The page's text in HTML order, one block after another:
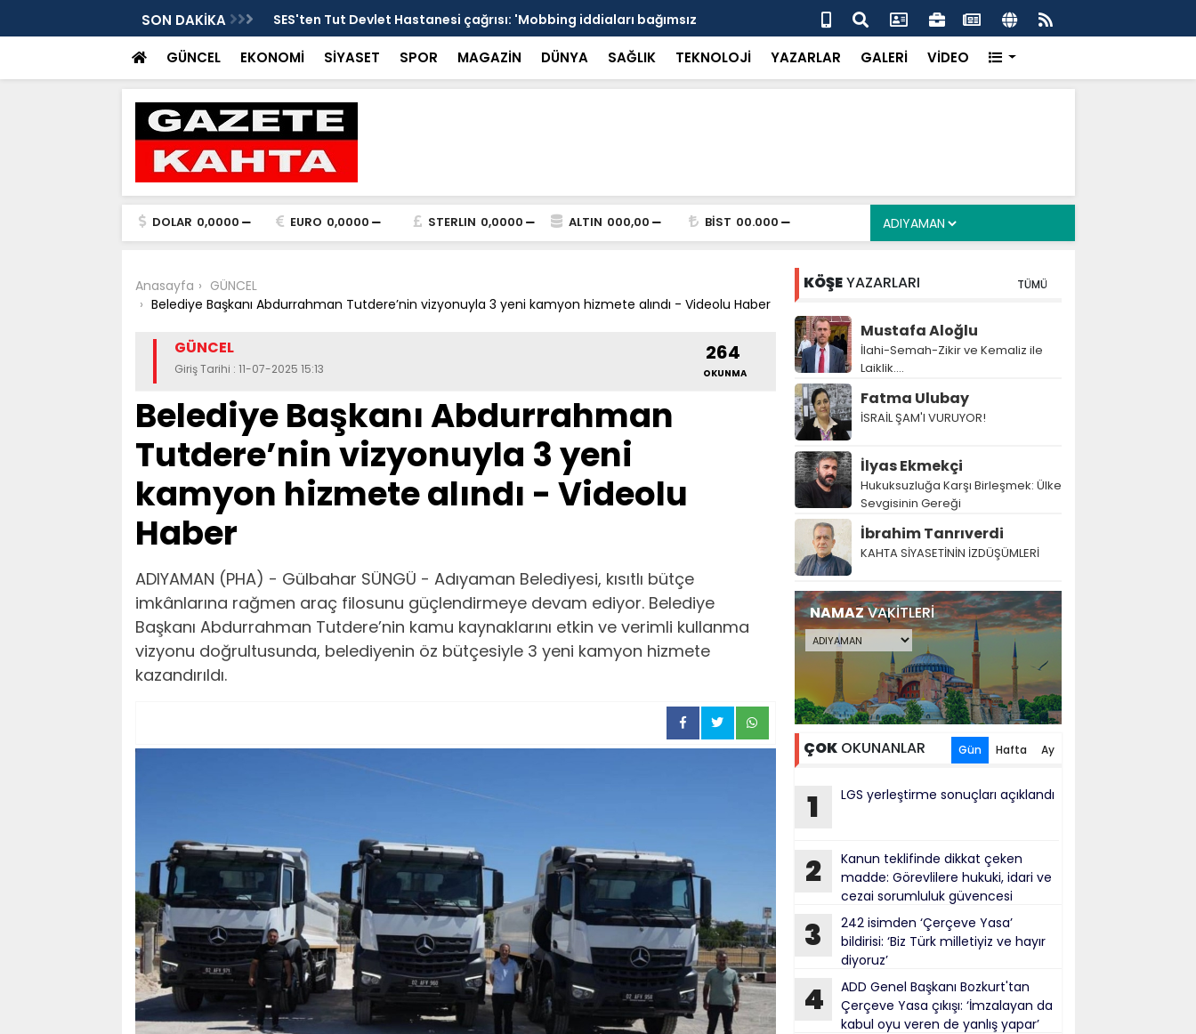
SON DAKİKA
tarafsızlık ve liyakat açıklaması
SES'ten Tut Devlet Hastanesi çağrısı: 'Mobbing iddiaları bağımsız
şekilde soruşturulmalı' - Videolu Haber
15 Temmuz suikast timinin firari üyesi FETÖ yapılanmasını ve
Marmaris saldırısını anlattı
GÜNCEL EKONOMİ SİYASET SPOR MAGAZİN DÜNYA SAĞLIK TEKNOLOJİ YAZARLAR GALERİ VİDEO
DOLAR 0,0000 EURO 0,0000 STERLIN 0,0000 ALTIN 000,00 BİST 00.000
Anasayfa
GÜNCEL
Belediye Başkanı Abdurrahman Tutdere’nin vizyonuyla 3 yeni kamyon hizmete alındı - Videolu Haber
GÜNCEL
Giriş Tarihi : 11-07-2025 15:13
264
OKUNMA
Belediye Başkanı Abdurrahman
Tutdere’nin vizyonuyla 3 yeni
kamyon hizmete alındı - Videolu
Haber
ADIYAMAN (PHA) - Gülbahar SÜNGÜ - Adıyaman Belediyesi, kısıtlı bütçe
imkânlarına rağmen araç filosunu güçlendirmeye devam ediyor. Belediye
Başkanı Abdurrahman Tutdere’nin kamu kaynaklarını etkin ve verimli kullanma
vizyonu doğrultusunda, belediyenin öz bütçesiyle 3 yeni kamyon hizmete
kazandırıldı.
KÖŞEYAZARLARI TÜMÜ
Mustafa Aloğlu
İlahi-Semah-Zikir ve Kemaliz ile
Laiklik….
Fatma Ulubay
İSRAİL ŞAM'I VURUYOR!
İlyas Ekmekçi
Hukuksuzluğa Karşı Birleşmek: Ülke
Sevgisinin Gereği
İbrahim Tanrıverdi
KAHTA SİYASETİNİN İZDÜŞÜMLERİ
NAMAZVAKİTLERİ
ÇOKOKUNANLAR Gün Hafta Ay
1 LGS yerleştirme sonuçları açıklandı
2
Kanun teklifinde dikkat çeken
madde: Görevlilere hukuki, idari ve
cezai sorumluluk güvencesi
3
242 isimden ‘Çerçeve Yasa’
bildirisi: ‘Biz Türk milletiyiz ve hayır
diyoruz’
4
ADD Genel Başkanı Bozkurt'tan
Çerçeve Yasa çıkışı: ‘İmzalayan da
kabul oyu veren de yanlış yapar’